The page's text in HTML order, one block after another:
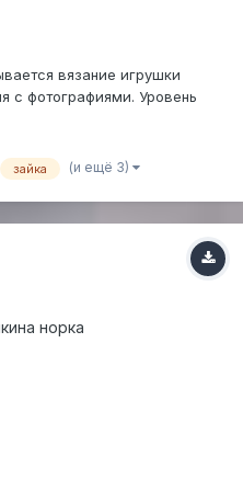
вязание игрушки
с фотографиями. Уровень
:1.Пряжа Jeans
ваш выбор – два
черной....
зайка (и ещё 3)
норка